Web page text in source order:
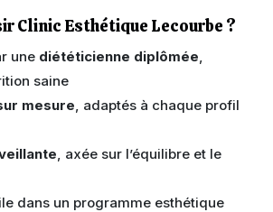
Clinic Esthétique Lecourbe ?
une diététicienne diplômée,
saine
mesure, adaptés à chaque profil
, axée sur l’équilibre et le
dans un programme esthétique